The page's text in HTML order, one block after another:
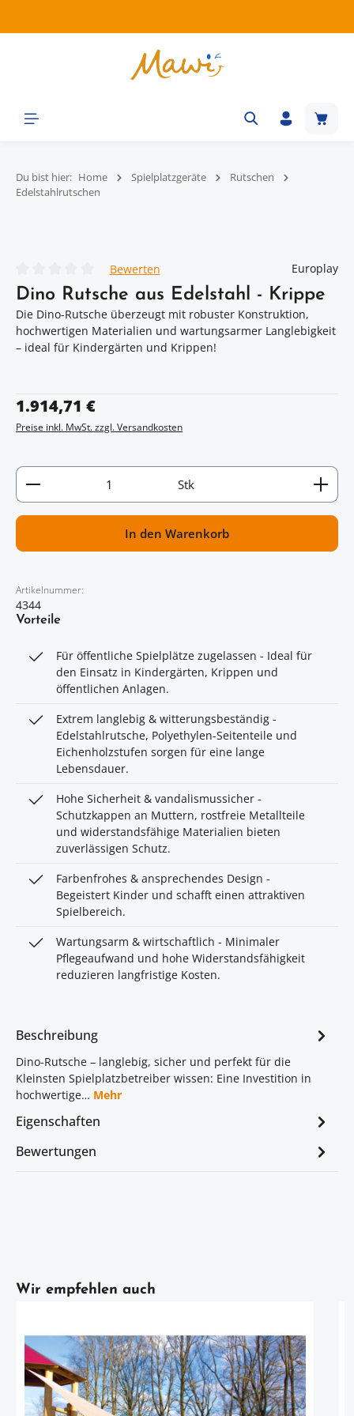
Du bist hier: Home Spielplatzgeräte
Rutschen
Edelstahlrutschen
Durchschnittliche Bewertung von 0 von 5 Sternen
Bewerten Europlay
Dino Rutsche aus Edelstahl - Krippe
Die Dino-Rutsche überzeugt mit robuster Konstruktion,
hochwertigen Materialien und wartungsarmer Langlebigkeit
– ideal für Kindergärten und Krippen!
Regulärer Preis:
1.914,71 €
Preise inkl. MwSt. zzgl. Versandkosten
Artikel Anzahl: Gib den gewünschten Wert ein
Stk
In den Warenkorb
Artikelnummer:
4344
Vorteile
Für öffentliche Spielplätze zugelassen - Ideal für
den Einsatz in Kindergärten, Krippen und
öffentlichen Anlagen.
Extrem langlebig & witterungsbeständig -
Edelstahlrutsche, Polyethylen-Seitenteile und
Eichenholzstufen sorgen für eine lange
Lebensdauer.
Hohe Sicherheit & vandalismussicher -
Schutzkappen an Muttern, rostfreie Metallteile
und widerstandsfähige Materialien bieten
zuverlässigen Schutz.
Farbenfrohes & ansprechendes Design -
Begeistert Kinder und schafft einen attraktiven
Spielbereich.
Wartungsarm & wirtschaftlich - Minimaler
Pflegeaufwand und hohe Widerstandsfähigkeit
reduzieren langfristige Kosten.
Beschreibung
Dino-Rutsche – langlebig, sicher und perfekt für die
Kleinsten Spielplatzbetreiber wissen: Eine Investition in
hochwertige… Mehr
Eigenschaften
Bewertungen
Artikelgalerie überspringen
Wir empfehlen auch